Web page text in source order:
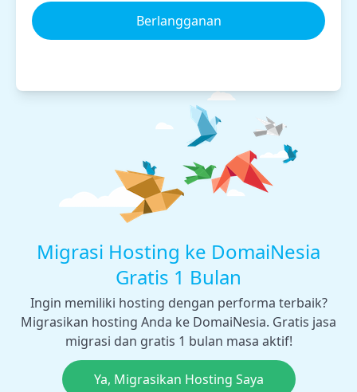
Berlangganan
Migrasi Hosting ke DomaiNesia
Gratis 1 Bulan
Ingin memiliki hosting dengan performa terbaik?
Migrasikan hosting Anda ke DomaiNesia. Gratis jasa
migrasi dan gratis 1 bulan masa aktif!
Ya, Migrasikan Hosting Saya